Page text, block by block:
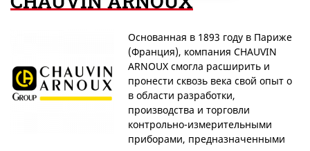
Основанная в 1893 году в Париже
(Франция), компания CHAUVIN
ARNOUX смогла расширить и
пронести сквозь века свой опыт о
в области разработки,
производства и торговли
контрольно-измерительными
приборами, предназначенными